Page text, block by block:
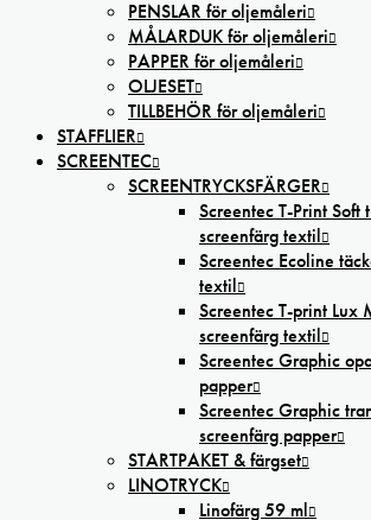
PENSLAR för oljemåleri
MÅLARDUK för oljemåleri
PAPPER för oljemåleri
OLJESET
TILLBEHÖR för oljemåleri
STAFFLIER
SCREENTEC
SCREENTRYCKSFÄRGER
Screentec T-Print Soft
screenfärg textil
Screentec Ecoline
textil
Screentec T-print Lux
screenfärg textil
Screentec Graphic
papper
Screentec Graphic
screenfärg papper
STARTPAKET & färgset
LINOTRYCK
Linofärg 59 ml